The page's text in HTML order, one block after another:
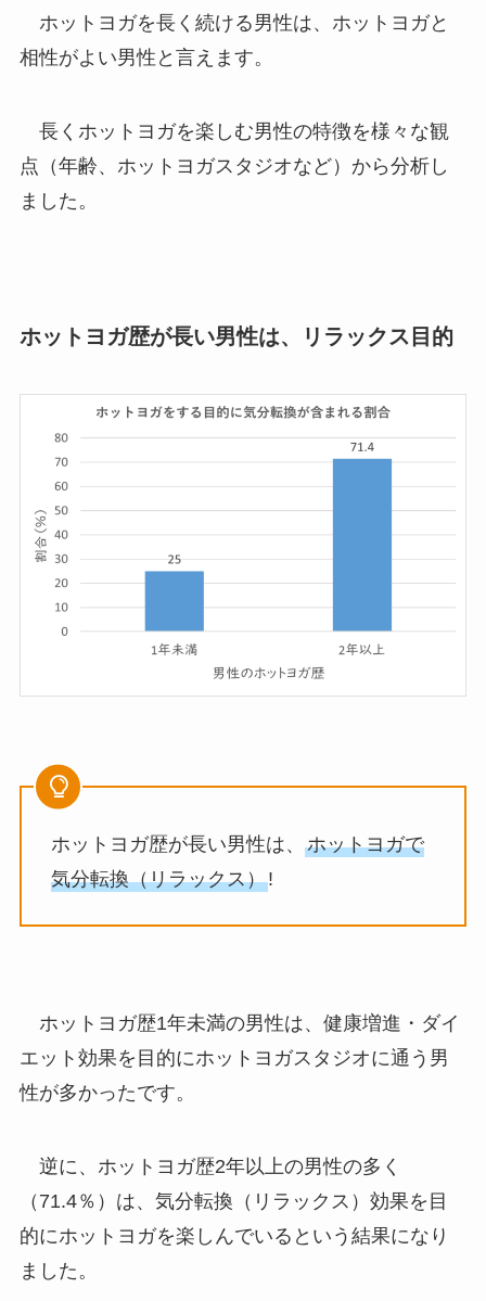
ホットヨガを長く続ける男性は、ホットヨガと
相性がよい男性と言えます。
長くホットヨガを楽しむ男性の特徴を様々な観
点（年齢、ホットヨガスタジオなど）から分析し
ました。
ホットヨガ歴が長い男性は、リラックス目的
ホットヨガ歴が長い男性は、 ホットヨガで
気分転換（リラックス）!
ホットヨガ歴1年未満の男性は、健康増進・ダイ
エット効果を目的にホットヨガスタジオに通う男
性が多かったです。
逆に、ホットヨガ歴2年以上の男性の多く
（71.4％）は、気分転換（リラックス）効果を目
的にホットヨガを楽しんでいるという結果になり
ました。